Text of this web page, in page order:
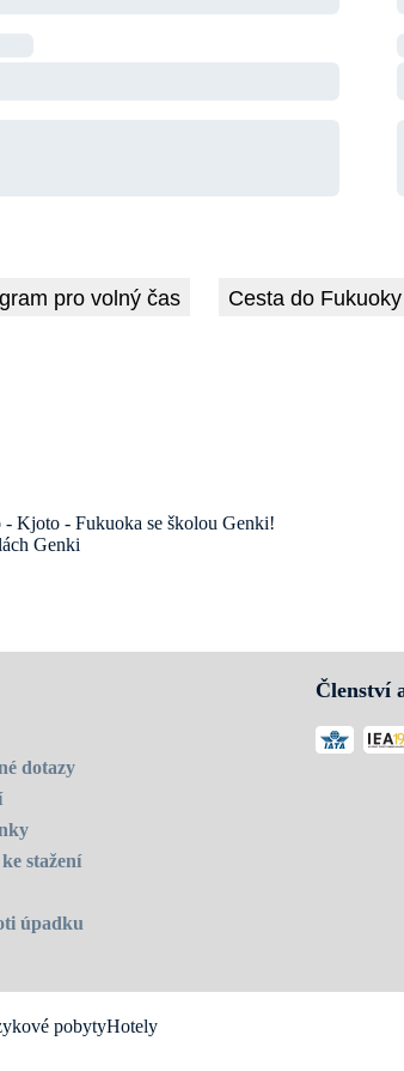
pro volný čas Cesta do Fukuoky
- Kjoto - Fukuoka se školou Genki!
Genki
dotazy
stažení
úpadku
Členství
pobytyHotely